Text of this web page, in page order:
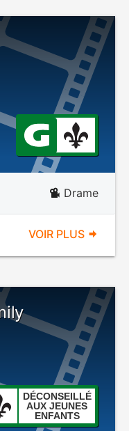
Drame
VOIR PLUS
DÉCONSEILLÉ
AUX JEUNES
ENFANTS